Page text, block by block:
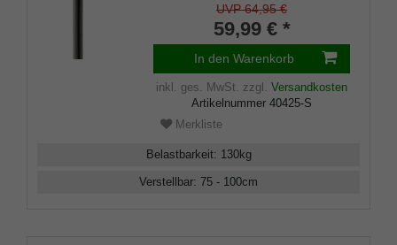
Leichtmetall, schwarz
pulverbeschichtet,
höhenverstellbar, Gummipuffer
UVP 64,95 €
59,99 € *
In den Warenkorb
inkl. ges. MwSt. zzgl. Versandkosten
Artikelnummer 40425-S
Merkliste
Belastbarkeit: 130kg
Verstellbar: 75 - 100cm